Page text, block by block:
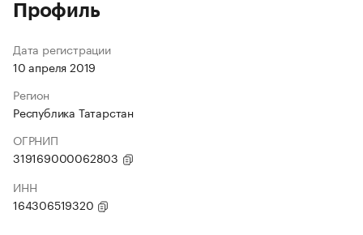
Профиль
Дата регистрации
10 апреля 2019
Регион
Республика Татарстан
ОГРНИП
319169000062803
ИНН
164306519320